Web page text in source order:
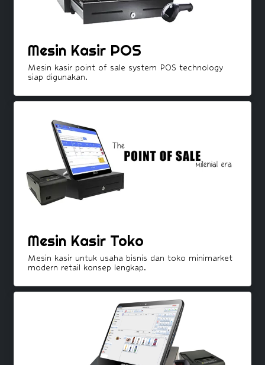
Mesin Kasir POS
Mesin kasir point of sale system POS technology
siap digunakan.
Mesin Kasir Toko
Mesin kasir untuk usaha bisnis dan toko minimarket
modern retail konsep lengkap.